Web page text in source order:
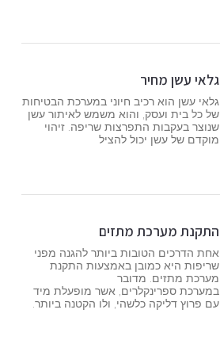
גלאי עשן מחיר
גלאי עשן הוא רכיב חיוני במערכת הבטיחות
של כל בית ועסק, והוא משמש לאיתור עשן
שנוצר בעקבות התפרצות שריפה. זיהוי
מוקדם של עשן יכול להציל
התקנת מערכת מתזים
אחת הדרכים הטובות ביותר להגנה מפני
שריפות היא כמובן באמצעות התקנת
מערכת מתזים. מדובר
במערכת ספרינקלרים, אשר מופעלת מיד
עם פרוץ דליקה כלשהי, ולו הקטנה ביותר.